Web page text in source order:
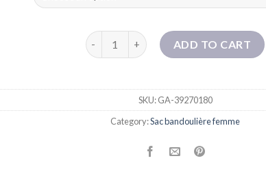
Sac tressé pour les femmes 2025
ADD TO CART
SKU:GA-39270180
Category:Sac bandoulière femme